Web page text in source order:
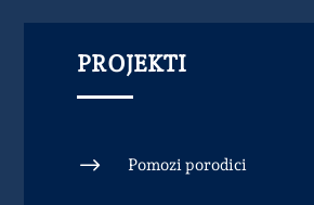
PROJEKTI
$ Pomozi porodici